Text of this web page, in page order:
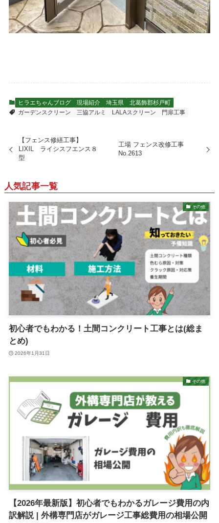
ヒラエちゃんブログ 現場紹介 埼玉県
北葛飾郡杉戸町
ガーデンスクリーン
三協アルミ LALAスクリーン 門扉工事
【フェンス修繕工事】
LIXIL ライシスフエンス８
型
工場 フェンス改修工事
No.2613
人気記事一覧
その他
初心者でもわかる！土間コンクリート工事とは(総ま
とめ)
2026年1月31日
その他
【2026年最新版】初心者でもわかるガレージ費用の内
訳解説 | 外構専門店がガレージ工事総費用の相場公開